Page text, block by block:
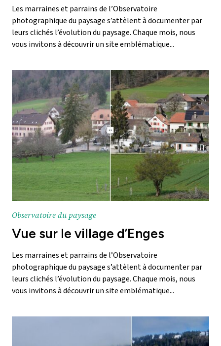
Les marraines et parrains de l’Observatoire
photographique du paysage s’attèlent à documenter par
leurs clichés l’évolution du paysage. Chaque mois, nous
vous invitons à découvrir un site emblématique...
Observatoire du paysage
Vue sur le village d’Enges
Les marraines et parrains de l’Observatoire
photographique du paysage s’attèlent à documenter par
leurs clichés l’évolution du paysage. Chaque mois, nous
vous invitons à découvrir un site emblématique...